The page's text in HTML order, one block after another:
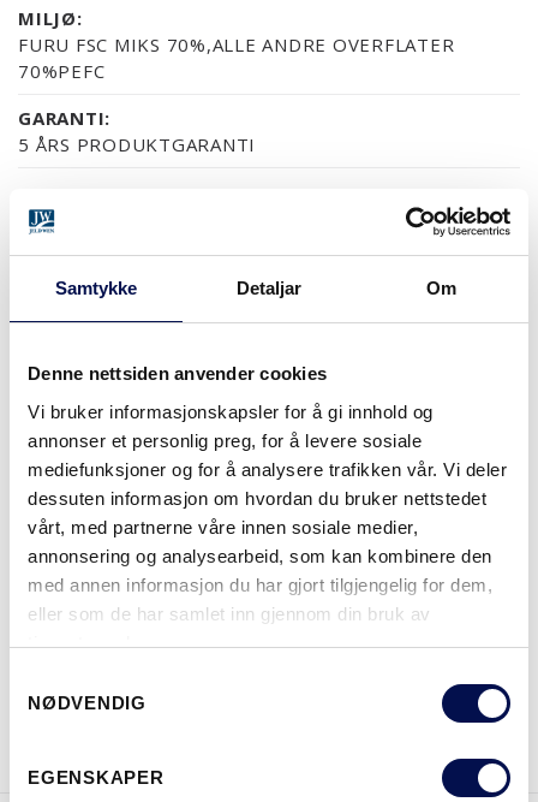
Samtykke Detaljar Om
Denne nettsiden anvender cookies
Vi bruker informasjonskapsler for å gi innhold og
annonser et personlig preg, for å levere sosiale
mediefunksjoner og for å analysere trafikken vår. Vi deler
dessuten informasjon om hvordan du bruker nettstedet
vårt, med partnerne våre innen sosiale medier,
annonsering og analysearbeid, som kan kombinere den
med annen informasjon du har gjort tilgjengelig for dem,
eller som de har samlet inn gjennom din bruk av
tjenestene deres.
Selection
NØDVENDIG
EGENSKAPER
MILJØ:
FURU FSC MIKS 70%,ALLE ANDRE OVERFLATER
70%PEFC
GARANTI:
5 ÅRS PRODUKTGARANTI
OVERFLATER (10)
ASK SORTASK GRAFITTASK MALT EIK RUSTIKK KLARLAKK
EIK RUSTIKK
MER
STØRRELSER
HVOR KAN MAN KJØPE
LAST NED BROSJYRE KONTAKT OSS